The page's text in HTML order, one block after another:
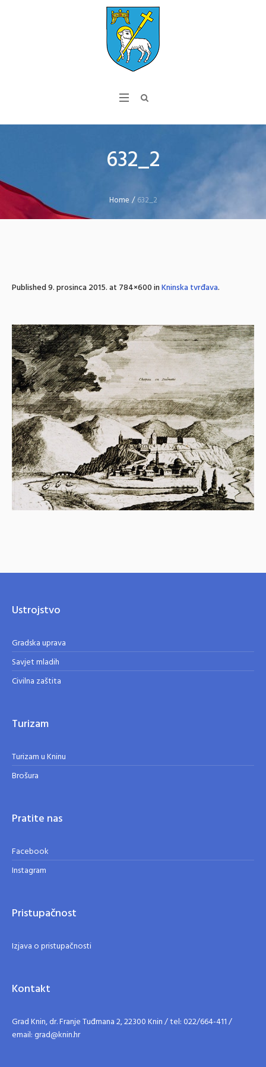
632_2
Home /632_2
Published9. prosinca 2015.at 784×600 inKninska tvrđava.
Ustrojstvo
Gradska uprava
Savjet mladih
Civilna zaštita
Turizam
Turizam u Kninu
Brošura
Pratite nas
Facebook
Instagram
Pristupačnost
Izjava o pristupačnosti
Kontakt
Grad Knin, dr. Franje Tuđmana 2, 22300 Knin / tel: 022/664-411 /
email: grad@knin.hr